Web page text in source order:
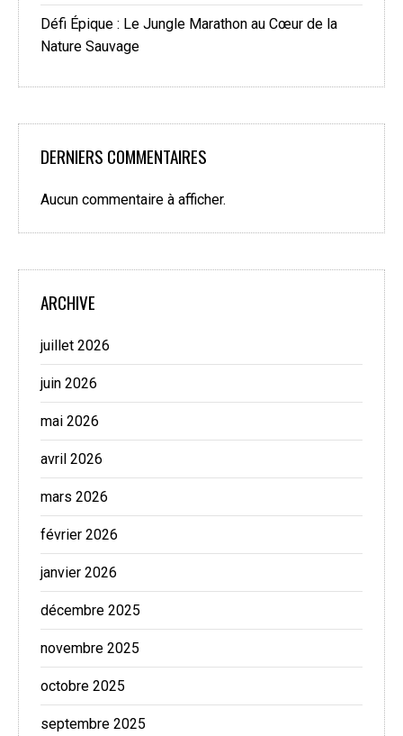
Défi Épique : Le Jungle Marathon au Cœur de la
Nature Sauvage
DERNIERS COMMENTAIRES
Aucun commentaire à afficher.
ARCHIVE
juillet 2026
juin 2026
mai 2026
avril 2026
mars 2026
février 2026
janvier 2026
décembre 2025
novembre 2025
octobre 2025
septembre 2025